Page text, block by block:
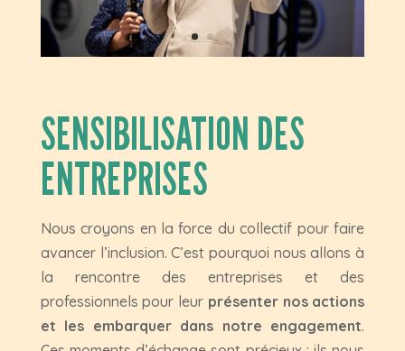
SENSIBILISATION DES
ENTREPRISES
Nous croyons en la force du collectif pour faire
avancer l’inclusion. C’est pourquoi nous allons à
la rencontre des entreprises et des
professionnels pour leur présenter nos actions
et les embarquer dans notre engagement.